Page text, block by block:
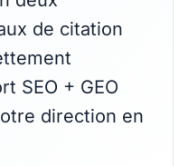
de citation
SEO + GEO
direction en